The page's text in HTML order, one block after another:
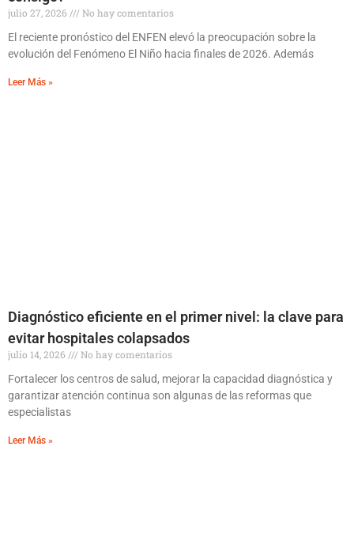
julio 27, 2026
No hay comentarios
El reciente pronóstico del ENFEN elevó la preocupación sobre la
evolución del Fenómeno El Niño hacia finales de 2026. Además
Leer Más »
Diagnóstico eficiente en el primer nivel: la clave para
evitar hospitales colapsados
julio 14, 2026
No hay comentarios
Fortalecer los centros de salud, mejorar la capacidad diagnóstica y
garantizar atención continua son algunas de las reformas que
especialistas
Leer Más »